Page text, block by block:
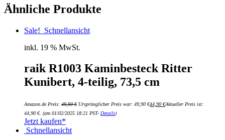
Ähnliche Produkte
Sale! Schnellansicht
inkl. 19 % MwSt.
raik R1003 Kaminbesteck Ritter
Kunibert, 4-teilig, 73,5 cm
Amazon.de Preis: 49,90€ Ursprünglicher Preis war: 49,90 €44,90 €Aktueller Preis ist:
44,90 €. (am 01/02/2025 18:21 PST- Details)
Jetzt kaufen*
Schnellansicht